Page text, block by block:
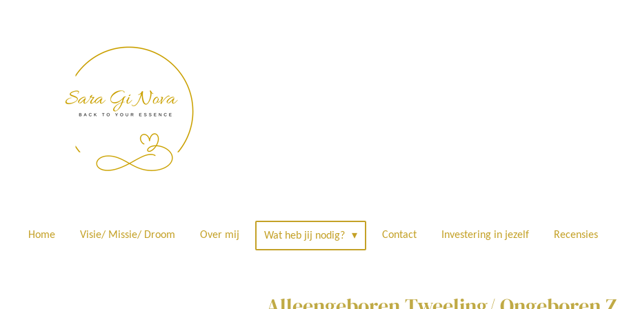
Home Visie/ Missie/ Droom Over mij Wat heb jij nodig? Contact Investering in jezelf Recensies